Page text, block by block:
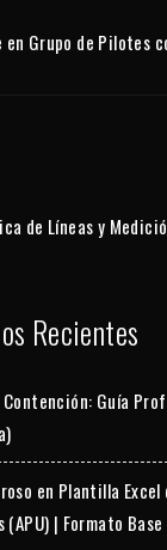
Grupo de Pilotes
de Líneas y
Recientes
Contención: Guía
en Plantilla Excel
| Formato Base